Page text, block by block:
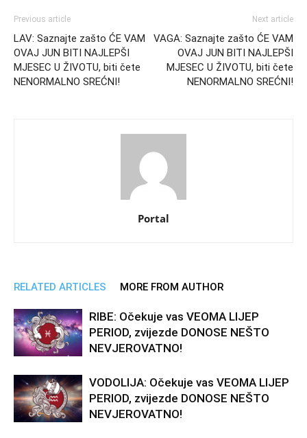
Previous article
LAV: Saznajte zašto ĆE VAM
OVAJ JUN BITI NAJLEPŠI
MJESEC U ŽIVOTU, biti čete
NENORMALNO SREĆNI!
Next article
VAGA: Saznajte zašto ĆE VAM
OVAJ JUN BITI NAJLEPŠI
MJESEC U ŽIVOTU, biti čete
NENORMALNO SREĆNI!
Portal
RELATED ARTICLES MORE FROM AUTHOR
RIBE: Očekuje vas VEOMA LIJEP
PERIOD, zvijezde DONOSE NEŠTO
NEVJEROVATNO!
VODOLIJA: Očekuje vas VEOMA LIJEP
PERIOD, zvijezde DONOSE NEŠTO
NEVJEROVATNO!